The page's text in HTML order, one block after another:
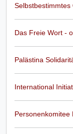
Selbstbestimmtes
Das Freie Wort -
Palästina
International
Personenkomitee